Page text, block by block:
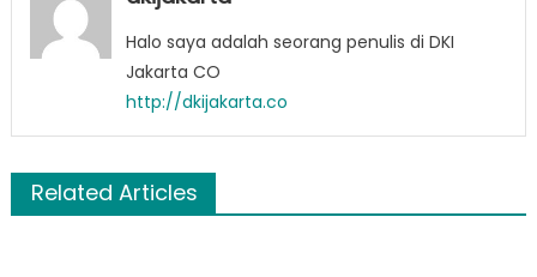
Halo saya adalah seorang penulis di DKI
Jakarta CO
http://dkijakarta.co
Related Articles